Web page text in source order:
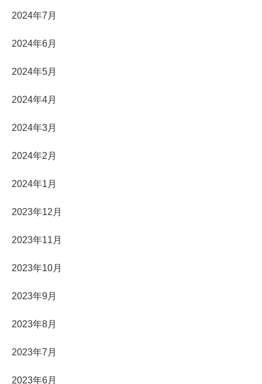
2024年7月
2024年6月
2024年5月
2024年4月
2024年3月
2024年2月
2024年1月
2023年12月
2023年11月
2023年10月
2023年9月
2023年8月
2023年7月
2023年6月